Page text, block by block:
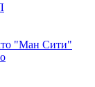
"Ман Сити"